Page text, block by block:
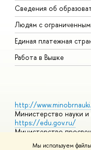
Мы используем
Сведения об
Людям с
Единая платежная
Работа в Вышке
http://
Министерство науки
https://edu.gov.ru/
Министерство
https://elearning.hse.ru/